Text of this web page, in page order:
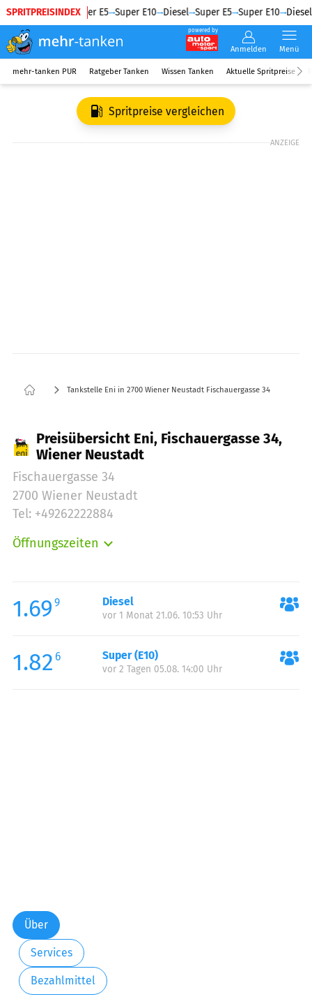
SPRITPREISINDEX
Diesel Super E5 Super E10 Diesel Super E5 Super E10 Diesel
powered by
Anmelden Menü
mehr-tanken PUR Ratgeber Tanken Wissen Tanken Aktuelle Spritpreise
Spritpreise vergleichen
ANZEIGE
Tankstelle Eni in 2700 Wiener Neustadt Fischauergasse 34
Preisübersicht Eni, Fischauergasse 34,
Wiener Neustadt
Fischauergasse 34
2700 Wiener Neustadt
Tel: +49262222884
Öffnungszeiten
Mittwoch:
00:00-24:00
Donnerstag:
Samstag:
00:00-24:00
Sonntag:
1.69 9 Diesel
vor 1 Monat 21.06. 10:53 Uhr
1.82 6 Super (E10)
vor 2 Tagen 05.08. 14:00 Uhr
Über
Services
Bezahlmittel